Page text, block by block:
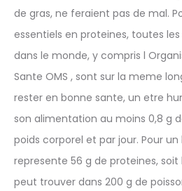
de gras, ne feraient pas de mal.
essentiels en proteines, toutes
dans le monde, y compris l
Sante OMS , sont sur la meme
rester en bonne sante, un etre
son alimentation au moins 0,8 g
poids corporel et par jour. Pour
represente 56 g de proteines,
peut trouver dans 200 g de